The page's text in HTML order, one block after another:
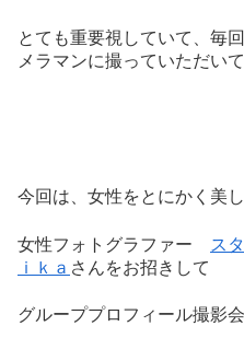
とても重要視していて、毎
メラマンに撮っていただいて
今回は、女性をとにかく美
女性フォトグラファー
ス
ｉｋａ さんをお招きして
グループプロフィール撮影